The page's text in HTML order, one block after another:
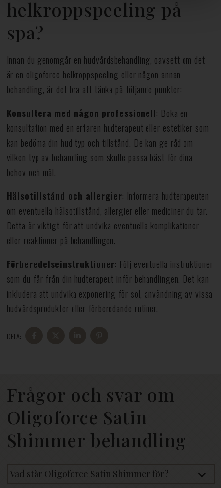
helkroppspeeling på
spa?
Innan du genomgår en hudvårdsbehandling, oavsett om det
är en oligoforce helkroppspeeling eller någon annan
behandling, är det bra att tänka på följande punkter:
Konsultera med någon professionell: Boka en
konsultation med en erfaren hudterapeut eller estetiker som
kan bedöma din hud typ och tillstånd. De kan ge råd om
vilken typ av behandling som skulle passa bäst för dina
behov och mål.
Hälsotillstånd och allergier: Informera hudterapeuten
om eventuella hälsotillstånd, allergier eller mediciner du tar.
Detta är viktigt för att undvika eventuella komplikationer
eller reaktioner på behandlingen.
Förberedelseinstruktioner: Följ eventuella instruktioner
som du får från din hudterapeut inför behandlingen. Det kan
inkludera att undvika exponering för sol, användning av vissa
hudvårdsprodukter eller förberedande rutiner.
DELA:
Frågor och svar om
Oligoforce Satin
Shimmer behandling
Vad står Oligoforce Satin Shimmer för?